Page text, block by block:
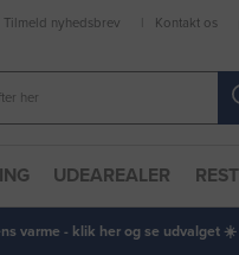
Tilmeld nyhedsbrev Kontakt os
UDEAREALER
varme - klik her og se udvalget ☀️